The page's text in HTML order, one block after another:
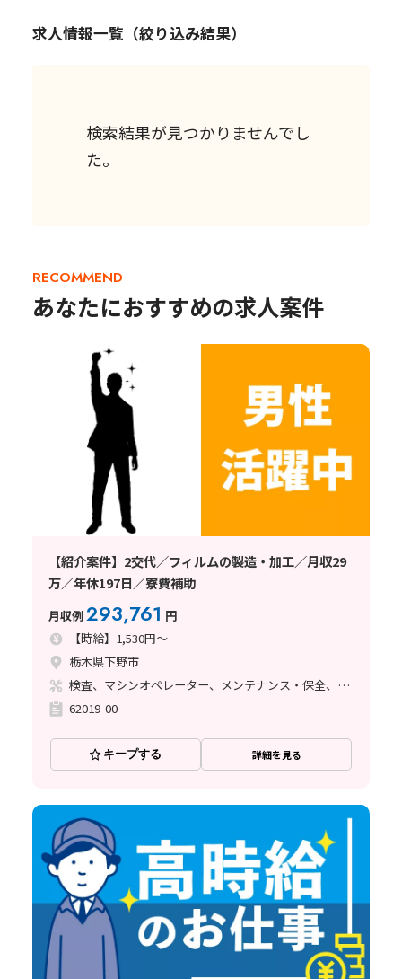
求人情報一覧（絞り込み結果）
検索結果が見つかりませんでし
た。
RECOMMEND
あなたにおすすめの求人案件
【紹介案件】2交代／フィルムの製造・加工／月収29
万／年休197日／寮費補助
月収例293,761 円
【時給】1,530円～
栃木県下野市
検査、マシンオペレーター、メンテナンス・保全、フォークリフト
62019-00
キープする 詳細を見る